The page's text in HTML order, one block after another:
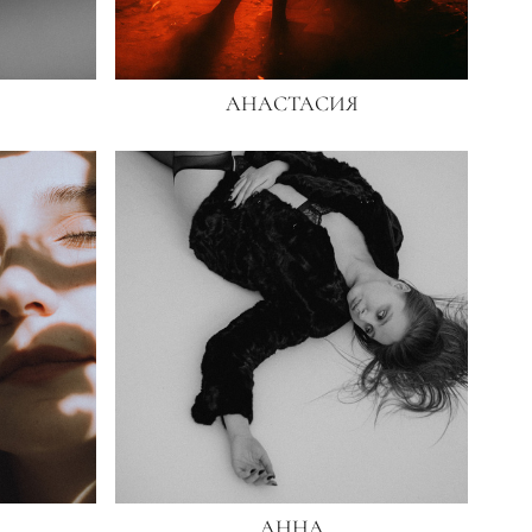
АНАСТАСИЯ